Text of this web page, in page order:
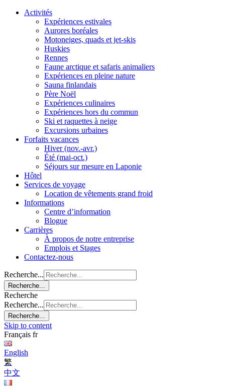
Activités
Expériences estivales
Aurores boréales
Motoneiges, quads et jet-skis
Huskies
Rennes
Faune arctique et safaris animaliers
Expériences en pleine nature
Sauna finlandais
Père Noël
Expériences culinaires
Expériences hors du commun
Ski et raquettes à neige
Excursions urbaines
Forfaits vacances
Hiver (nov.-avr.)
Été (mai-oct.)
Séjours sur mesure en Laponie
Hôtel
Services de voyage
Location de vêtements grand froid
Informations
Centre d’information
Blogue
Carrières
À propos de notre entreprise
Emplois et Stages
Contactez-nous
Recherche...
Recherche...
Recherche
Recherche...
Recherche...
Skip to content
Français fr
English
繁
中文